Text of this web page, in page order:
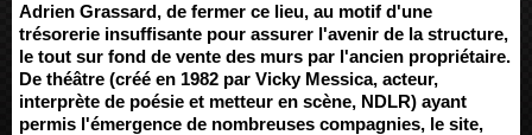
Adrien Grassard, de fermer ce lieu, au motif d'une
trésorerie insuffisante pour assurer l'avenir de la structure,
le tout sur fond de vente des murs par l'ancien propriétaire.
De théâtre (créé en 1982 par Vicky Messica, acteur,
interprète de poésie et metteur en scène, NDLR) ayant
permis l'émergence de nombreuses compagnies, le site,